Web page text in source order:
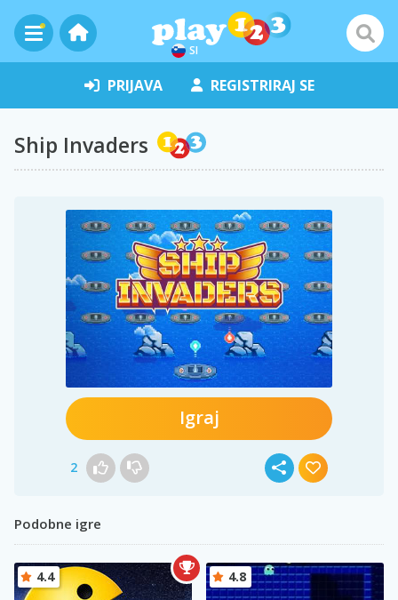
SI
PRIJAVA REGISTRIRAJ SE
Ship Invaders
Igraj
2
Podobne igre
4.4 4.8